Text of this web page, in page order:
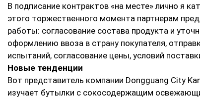
В подписание контрактов «на месте» лично я
этого торжественного момента партнерам
работы: согласование состава продукта и
оформлению ввоза в страну покупателя,
испытаний, согласование цены, условий
Новые тенденции
Вот представитель компании Dongguang City
изучает бутылки с сокосодержащим